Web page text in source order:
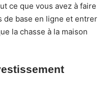
ce que vous avez à faire
de base en ligne et entrer
la chasse à la maison